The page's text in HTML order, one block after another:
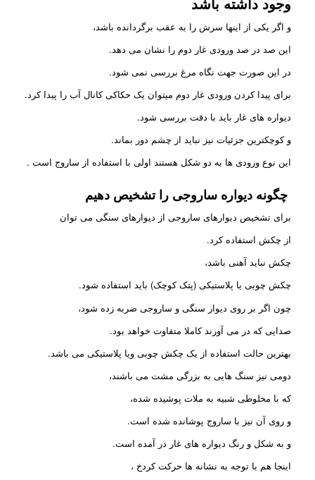
و اگر یکی از اینها سرش را به عقب برگردانده باشد،
این صد در صد ورودی غار دوم را نشان می دهد.
در این صورت جهت نگاه مرغ بررسی نمی شود.
برای پیدا کردن ورودی غار دوم میتوان یک حکاکی کانال آب را پیدا کرد.
دیواره های غار باید با دقت بررسی شود.
و کوچکترین جزئیات نیز نباید از چشم دور بماند.
این نوع ورودی ها به دو شکل هستند اولی با استفاده از ساروج است .
چگونه دیواره ساروجی را تشخیص دهیم
برای تشخیص دیوارهای ساروجی از دیوارهای سنگی می توان
از چکش استفاده کرد.
چکش نباید آهنی باشد،
چکش چوبی یا پلاستیکی (پتک کوچک) باید استفاده شود.
چون اگر بر روی دیوار سنگی و ساروجی ضربه زده شود،
صدایی که در می آورند کاملا متفاوت خواهد بود.
بهترین حالت استفاده از یک چکش چوبی ویا پلاستیکی می باشد.
دومی نیز سنگ هایی به بزرگی مشت می باشند،
که با مخلوطی شبیه به ملات پوشیده شده،
و روی آن نیز با ساروج پوشانده شده است.
و به شکل و رنگ دیواره های غار در آمده است.
اینجا هم با توجه به نشانه ها حرکت کردخ ،